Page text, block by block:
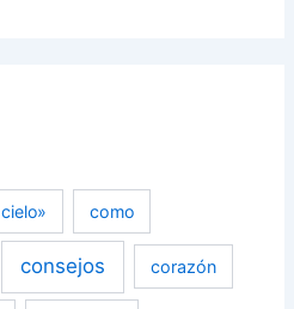
cielo» como
consejos corazón